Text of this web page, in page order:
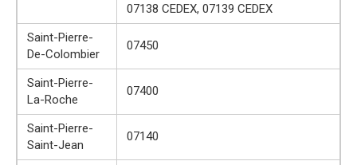
07138 CEDEX, 07139 CEDEX
Saint-Pierre-
De-Colombier
07450
Saint-Pierre-
La-Roche
07400
Saint-Pierre-
Saint-Jean
07140